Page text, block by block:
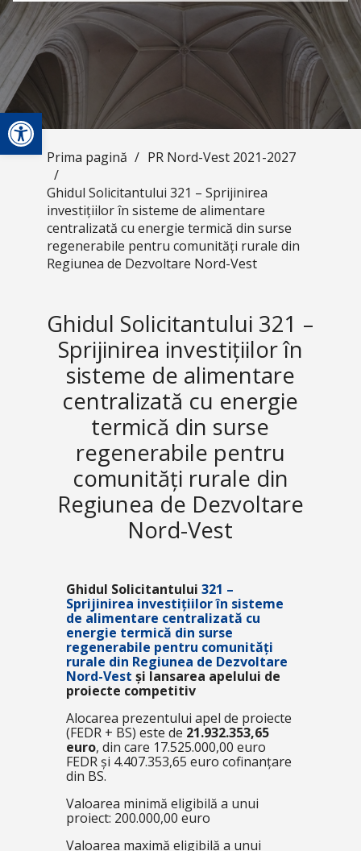
Deschide bara de unelte
Prima pagină / PR Nord-Vest 2021-2027
/
Ghidul Solicitantului 321 – Sprijinirea
investițiilor în sisteme de alimentare
centralizată cu energie termică din surse
regenerabile pentru comunități rurale din
Regiunea de Dezvoltare Nord-Vest
Ghidul Solicitantului 321 –
Sprijinirea investițiilor în
sisteme de alimentare
centralizată cu energie
termică din surse
regenerabile pentru
comunități rurale din
Regiunea de Dezvoltare
Nord-Vest
Ghidul Solicitantului 321 –
Sprijinirea investițiilor în sisteme
de alimentare centralizată cu
energie termică din surse
regenerabile pentru comunități
rurale din Regiunea de Dezvoltare
Nord-Vest și lansarea apelului de
proiecte competitiv
Alocarea prezentului apel de proiecte
(FEDR + BS) este de 21.932.353,65
euro, din care 17.525.000,00 euro
FEDR și 4.407.353,65 euro cofinanțare
din BS.
Valoarea minimă eligibilă a unui
proiect: 200.000,00 euro
Valoarea maximă eligibilă a unui